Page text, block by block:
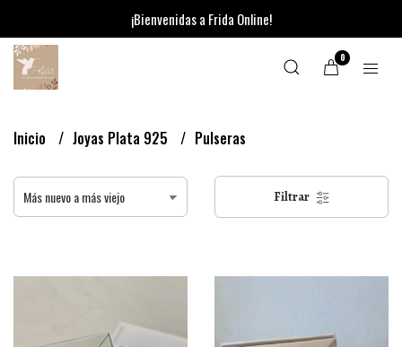
¡Bienvenidas a Frida Online!
0
Inicio Joyas Plata 925 Pulseras
Filtrar